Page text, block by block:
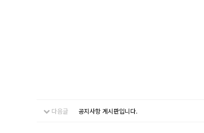
다음글 공지사항 게시판입니다.